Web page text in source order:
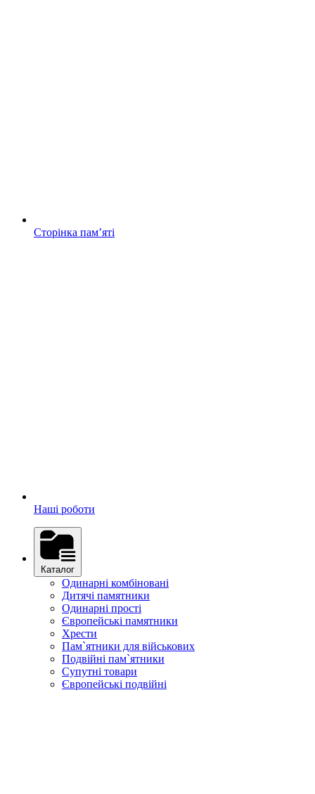
Сторінка памʼяті
Наші роботи
Каталог
Одинарні комбіновані
Дитячі памятники
Одинарні прості
Європейські памятники
Хрести
Пам`ятники для військових
Подвійні пам`ятники
Супутні товари
Європейські подвійні